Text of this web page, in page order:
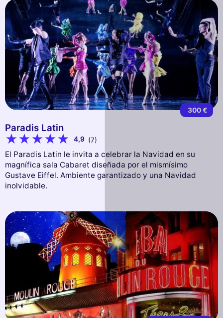
300 €
Paradis Latin
4,9 (7)
El Paradis Latin le invita a celebrar la Navidad en su
magnífica sala Cabaret diseñada por el mismísimo
Gustave Eiffel. Ambiente garantizado y una Navidad
inolvidable.